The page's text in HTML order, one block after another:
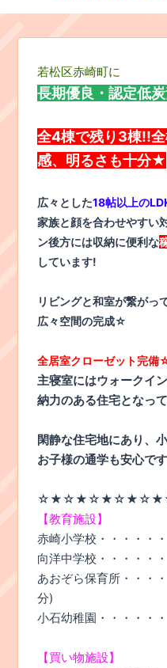
若松区赤崎町に
長期優良・認定低
全4棟で残り3棟!!
感、明るさも十分★
広々とした18帖以上の
家族と顔を合わせやすい
ン後方には収納に便利な
しています!
リビングと和室が繋がっ
広々空間の完成☆
全居室クローゼット完備
主寝室にはウォークイ
納力のある住宅となって
閑静な住宅地にあり、
お子様の通学も安心で
【教育施設】
赤崎小学校・・・・・
向洋中学校・・・・・
あおぞら保育所・・・
分)
小石幼稚園・・・・・
【買い物施設】